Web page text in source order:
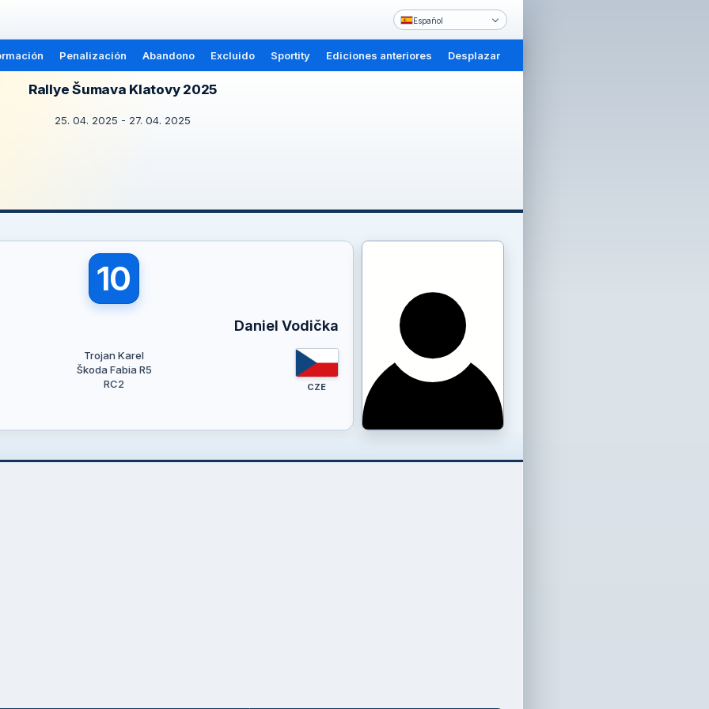
Español
Penalización Abandono Excluido Sportity Ediciones anteriores Desplazar
Rallye Šumava Klatovy 2025
25. 04. 2025 - 27. 04. 2025
10
Daniel Vodička
Trojan Karel
Škoda Fabia R5
RC2
CZE